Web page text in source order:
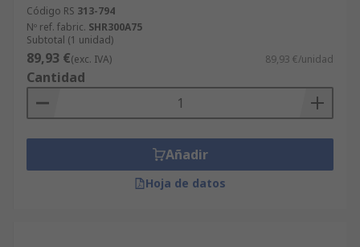
Código RS 313-794
Nº ref. fabric. SHR300A75
Subtotal (1 unidad)
89,93 €(exc. IVA) 89,93 €/unidad
Cantidad
Añadir
Hoja de datos